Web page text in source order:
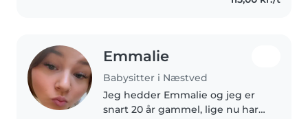
Emmalie
Babysitter i Næstved
Jeg hedder Emmalie og jeg er
snart 20 år gammel, lige nu har